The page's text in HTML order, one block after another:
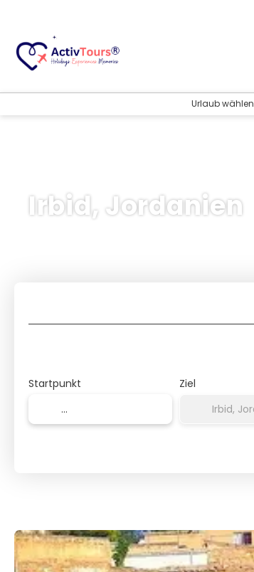
Urlaub wählen
Irbid, Jordanien
Startpunkt Ziel